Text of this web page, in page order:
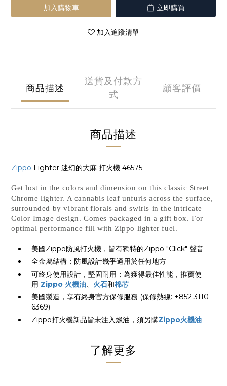
加入購物車 立即購買
加入追蹤清單
商品描述
送貨及付款方
式
顧客評價
商品描述
Zippo Lighter 迷幻的大麻 打火機 46575
Get lost in the colors and dimension on this classic Street
Chrome lighter. A cannabis leaf unfurls across the surface,
surrounded by vibrant florals and swirls in the intricate
Color Image design. Comes packaged in a gift box. For
optimal performance fill with Zippo lighter fuel.
美國Zippo防風打火機，皆有獨特的Zippo "Click" 聲音
全金屬結構；防風設計幾乎適用於任何地方
可終身使用設計，堅固耐用；為獲得最佳性能，推薦使
用 Zippo 火機油、 火石和棉芯
美國製造，享有終身官方保修服務 (保修熱線: +852 3110
6369)
Zippo打火機新品皆未注入燃油，須另購Zippo火機油
了解更多